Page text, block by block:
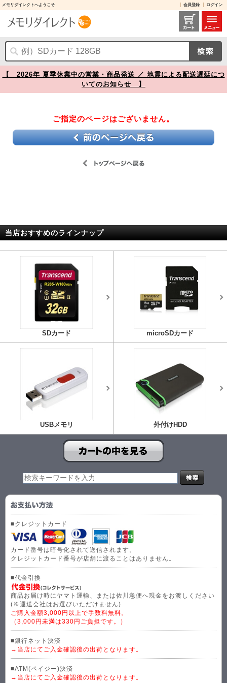
メモリダイレクトへようこそ 会員登録 ログイン
【】
【 2026年 夏季休業中の営業・商品発送 ／ 地震による配送遅延につ
いてのお知らせ 】
ご指定のページはございません。
当店おすすめのラインナップ
SDカード microSDカード
USBメモリ 外付けHDD
■クレジットカード
カード番号は暗号化されて送信されます。
クレジットカード番号が店舗に渡ることはありません。
■代金引換
商品お届け時にヤマト運輸、または佐川急便へ現金をお渡しください
(※運送会社はお選びいただけません)
ご購入金額3,000円以上で手数料無料。
（3,000円未満は330円ご負担です。）
■銀行ネット決済
→当店にてご入金確認後の出荷となります。
■ATM(ペイジー)決済
→当店にてご入金確認後の出荷となります。